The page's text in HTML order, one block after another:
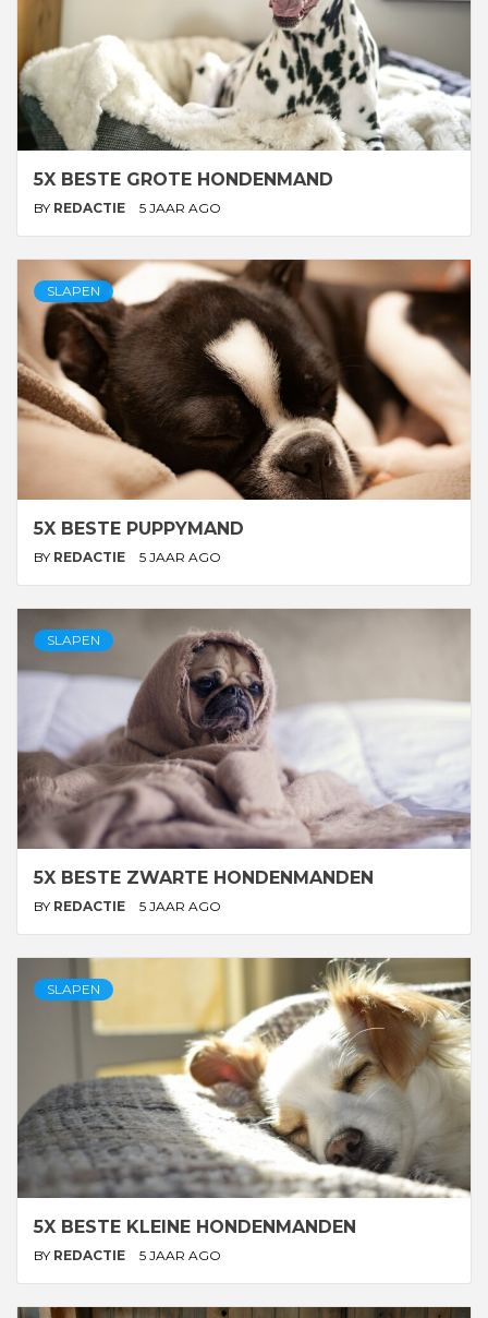
5X BESTE GROTE HONDENMAND
BY REDACTIE 5 JAAR AGO
SLAPEN
5X BESTE PUPPYMAND
BY REDACTIE 5 JAAR AGO
SLAPEN
5X BESTE ZWARTE HONDENMANDEN
BY REDACTIE 5 JAAR AGO
SLAPEN
5X BESTE KLEINE HONDENMANDEN
BY REDACTIE 5 JAAR AGO